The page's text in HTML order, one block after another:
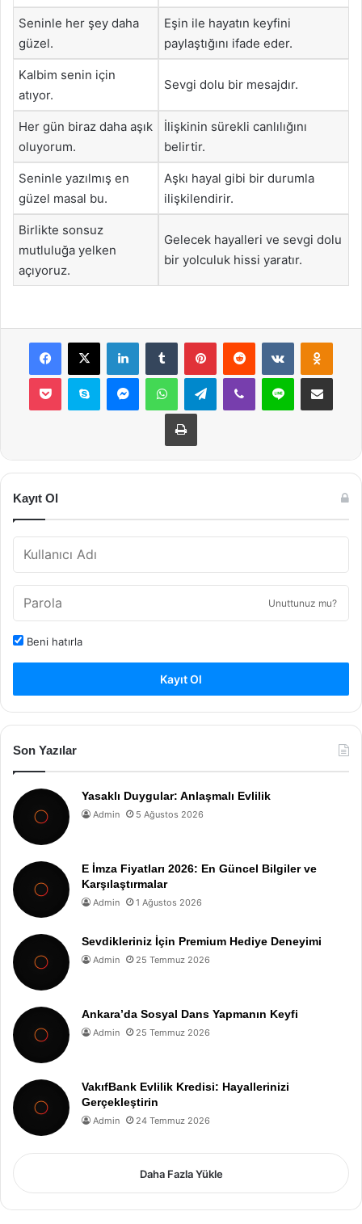
Seninle her şey daha
güzel.
Eşin ile hayatın keyfini
paylaştığını ifade eder.
Kalbim senin için
atıyor.
Sevgi dolu bir mesajdır.
Her gün biraz daha aşık
oluyorum.
İlişkinin sürekli canlılığını
belirtir.
Seninle yazılmış en
güzel masal bu.
Aşkı hayal gibi bir durumla
ilişkilendirir.
Birlikte sonsuz
mutluluğa yelken
açıyoruz.
Gelecek hayalleri ve sevgi dolu
bir yolculuk hissi yaratır.
Facebook
X LinkedInTumblr PinterestReddit VKontakte
Pocket Skype MessengerWhatsAppTelegramViber Line E-Posta ile
Yazdır
Kayıt Ol
Unuttunuz mu?
Beni hatırla
Kayıt Ol
Son Yazılar
Yasaklı Duygular: Anlaşmalı Evlilik
Admin 5 Ağustos 2026
E İmza Fiyatları 2026: En Güncel Bilgiler ve
Karşılaştırmalar
Admin 1 Ağustos 2026
Sevdikleriniz İçin Premium Hediye Deneyimi
Admin 25 Temmuz 2026
Ankara’da Sosyal Dans Yapmanın Keyfi
Admin 25 Temmuz 2026
VakıfBank Evlilik Kredisi: Hayallerinizi
Gerçekleştirin
Admin 24 Temmuz 2026
Daha Fazla Yükle